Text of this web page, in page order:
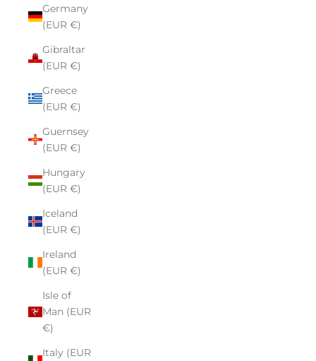
Germany
(EUR €)
Gibraltar
(EUR €)
Greece
(EUR €)
Guernsey
(EUR €)
Hungary
(EUR €)
Iceland
(EUR €)
Ireland
(EUR €)
Isle of
Man (EUR
€)
Italy (EUR